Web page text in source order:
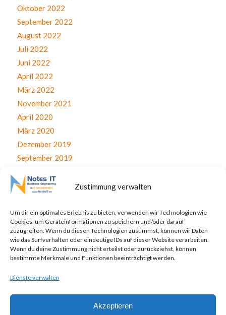
Zustimmung verwalten
Um dir ein optimales Erlebnis zu bieten, verwenden wir Technologien wie
Cookies, um Geräteinformationen zu speichern und/oder darauf
zuzugreifen. Wenn du diesen Technologien zustimmst, können wir Daten
wie das Surfverhalten oder eindeutige IDs auf dieser Website verarbeiten.
Wenn du deine Zustimmung nicht erteilst oder zurückziehst, können
bestimmte Merkmale und Funktionen beeinträchtigt werden.
Dienste verwalten
Akzeptieren
Oktober 2022
September 2022
August 2022
Juli 2022
Juni 2022
April 2022
März 2022
November 2021
April 2020
März 2020
Dezember 2019
September 2019
Juli 2019
April 2019
November 2017
Oktober 2017
September 2017
Juli 2017